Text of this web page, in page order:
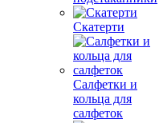
Скатерти
Салфетки и
кольца для
салфеток